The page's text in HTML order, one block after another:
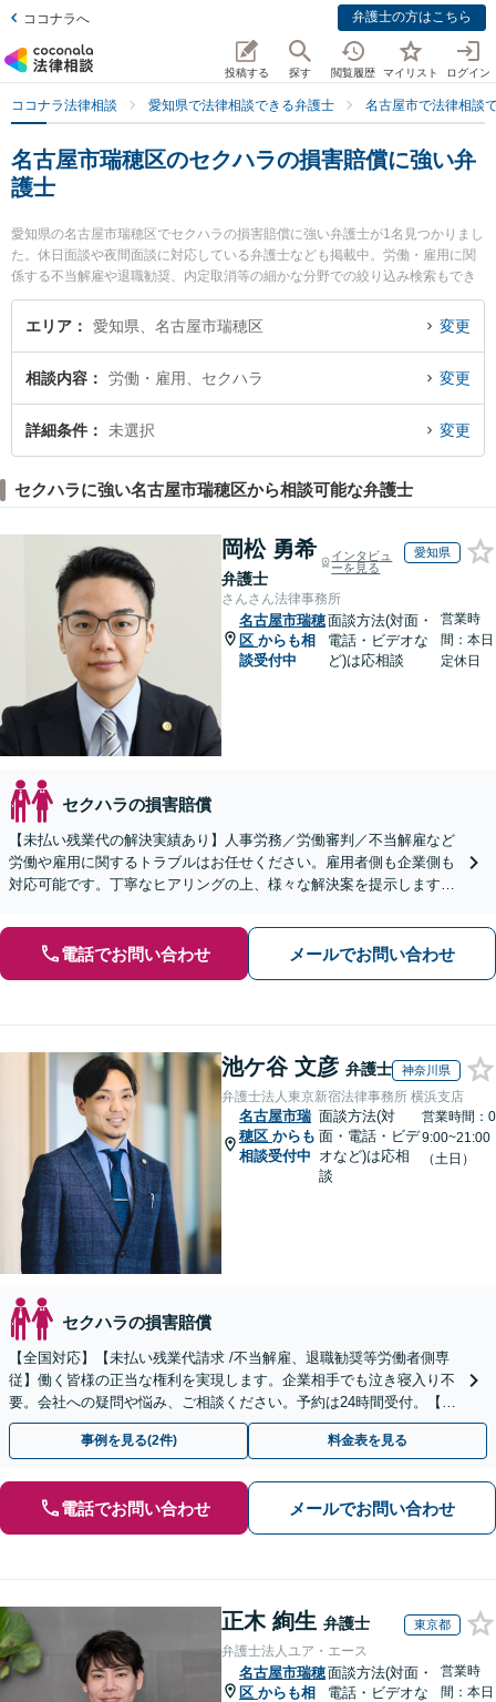
ココナラへ 弁護士の方はこちら
投稿する 探す 閲覧履歴 マイリスト ログイン
ココナラ法律相談 愛知県で法律相談できる弁護士 名古屋市で法律相談
名古屋市瑞穂区のセクハラの損害賠償に強い弁
護士
愛知県の名古屋市瑞穂区でセクハラの損害賠償に強い弁護士が1名見つかりまし
た。休日面談や夜間面談に対応している弁護士なども掲載中。労働・雇用に関
係する不当解雇や退職勧奨、内定取消等の細かな分野での絞り込み検索もでき
便利です。特に名古屋みずほ法律事務所の田本 伸雄弁護士のプロフィール情報
や弁護士費用、強みなどが注目されています。『名古屋市瑞穂区で土日や夜間
い』『初回相談無料でセクハラの損害賠償を法律相談できる名古屋市瑞穂区内
の弁護士に相談予約したい』などでお困りの相談者さんにおすすめです。
エリア 愛知県、名古屋市瑞穂区 変更
相談内容 労働・雇用、セクハラ 変更
詳細条件 未選択 変更
セクハラに強い名古屋市瑞穂区から相談可能な弁護士
岡松 勇希
弁護士
インタビュ
ーを見る
愛知県
さんさん法律事務所
名古屋市瑞穂
区 からも相
談受付中
面談方法(対面・
電話・ビデオな
ど)は応相談
営業時
間：本日
定休日
セクハラの損害賠償
【未払い残業代の解決実績あり】人事労務／労働審判／不当解雇など
労働や雇用に関するトラブルはお任せください。雇用者側も企業側も
対応可能です。丁寧なヒアリングの上、様々な解決案を提示します
電話でお問い合わせ メールでお問い合わせ
池ケ谷 文彦 弁護士 神奈川県
弁護士法人東京新宿法律事務所 横浜支店
名古屋市瑞
穂区 からも
相談受付中
面談方法(対
面・電話・ビデ
オなど)は応相
談
営業時間：0
9:00~21:00
（土日）
セクハラの損害賠償
【全国対応】【未払い残業代請求 /不当解雇、退職勧奨等労働者側専
従】働く皆様の正当な権利を実現します。企業相手でも泣き寝入り不
要。会社への疑問や悩み、ご相談ください。予約は24時間受付。【初
回面談無料】【夜間・休日対応可】
事例を見る(2件) 料金表を見る
電話でお問い合わせ メールでお問い合わせ
正木 絢生 弁護士 東京都
弁護士法人ユア・エース
名古屋市瑞穂
区 からも相
面談方法(対面・
電話・ビデオな
営業時
間：本日